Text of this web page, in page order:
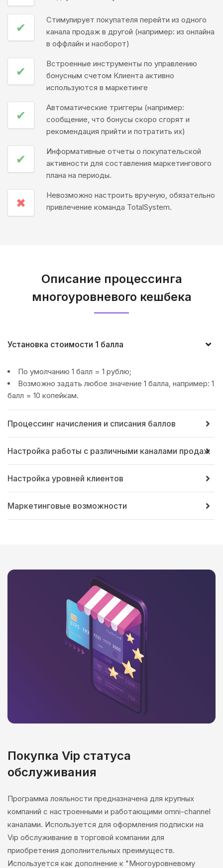
✔
Стимулирует покупателя перейти из одного
канала продаж в другой (например: из онлайна
в оффлайн и наоборот)
✔
Встроенные инструменты по управлению
бонусным счетом Клиента активно
используются в маркетинге
✔
Автоматические триггеры (например:
сообщение, что бонусы скоро сгорят и
рекомендация прийти и потратить их)
✔
Информативные отчеты о покупательской
активности для составления маркетингового
плана на периоды.
✖
Невозможно настроить вручную, обязательно
привлечение команда TotalSystem.
Описание процессинга
многоуровневого кешбека
Установка стоимости 1 балла
По умолчанию 1 балл = 1 рублю;
Возможно задать любое значение 1 балла, например: 1
балл = 10 копейкам.
Процессинг начисления и списания баллов
Настройка работы с различными каналами продаж
Настройка уровней клиентов
Маркетинговые возможности
Покупка Vip статуса
обслуживания
Программа лояльности предназначена для крупных
компаний с настроенными и работающими omni-channel
каналами. Используется для оформления подписки на
Vip обслуживание в торговой компании для
приобретения дополнительных преимуществ.
Используется как дополнение к "Многоуровневому